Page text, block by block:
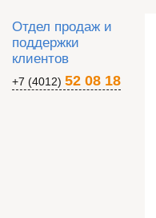
Отдел продаж и
поддержки
клиентов
+7 (4012) 52 08 18